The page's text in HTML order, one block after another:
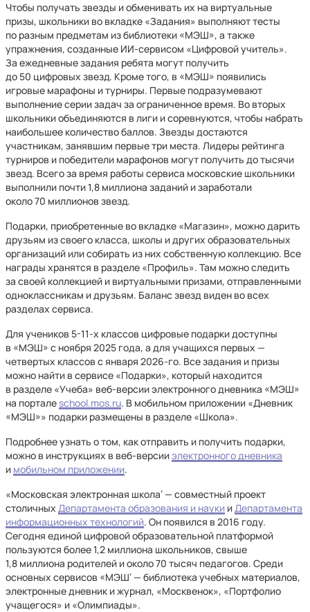
Чтобы получать звезды и обменивать их на виртуальные
призы, школьники во вкладке «Задания» выполняют тесты
по разным предметам из библиотеки «МЭШ», а также
упражнения, созданные ИИ-сервисом «Цифровой учитель».
За ежедневные задания ребята могут получить
до 50 цифровых звезд. Кроме того, в «МЭШ» появились
игровые марафоны и турниры. Первые подразумевают
выполнение серии задач за ограниченное время. Во вторых
школьники объединяются в лиги и соревнуются, чтобы набрать
наибольшее количество баллов. Звезды достаются
участникам, занявшим первые три места. Лидеры рейтинга
турниров и победители марафонов могут получить до тысячи
звезд. Всего за время работы сервиса московские школьники
выполнили почти 1,8 миллиона заданий и заработали
около 70 миллионов звезд.
Подарки, приобретенные во вкладке «Магазин», можно дарить
друзьям из своего класса, школы и других образовательных
организаций или собирать из них собственную коллекцию. Все
награды хранятся в разделе «Профиль». Там можно следить
за своей коллекцией и виртуальными призами, отправленными
одноклассникам и друзьям. Баланс звезд виден во всех
разделах сервиса.
Для учеников 5-11-х классов цифровые подарки доступны
в «МЭШ» с ноября 2025 года, а для учащихся первых —
четвертых классов с января 2026-го. Все задания и призы
можно найти в сервисе «Подарки», который находится
в разделе «Учеба» веб-версии электронного дневника «МЭШ»
на порталеschool.mos.ru. В мобильном приложении «Дневник
«МЭШ»» подарки размещены в разделе «Школа».
Подробнее узнать о том, как отправить и получить подарки,
можно в инструкциях в веб-версииэлектронного дневника
и мобильном приложении.
«Московская электронная школа‘ — совместный проект
столичных Департамента образования и науки иДепартамента
информационных технологий. Он появился в 2016 году.
Сегодня единой цифровой образовательной платформой
пользуются более 1,2 миллиона школьников, свыше
1,8 миллиона родителей и около 70 тысяч педагогов. Среди
основных сервисов «МЭШ‘ — библиотека учебных материалов,
электронные дневник и журнал, «Москвенок», «Портфолио
учащегося» и «Олимпиады».